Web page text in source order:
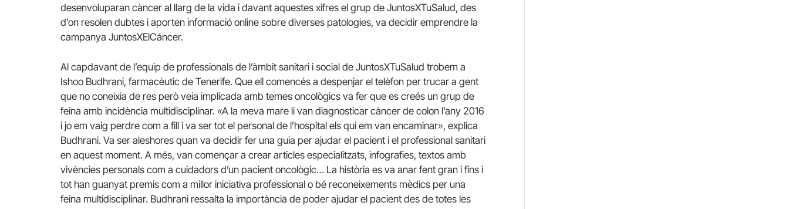
desenvoluparan càncer al llarg de la vida i davant aquestes xifres el grup de JuntosXTuSalud, des
d’on resolen dubtes i aporten informació online sobre diverses patologies, va decidir emprendre la
campanya JuntosXElCáncer.
Al capdavant de l’equip de professionals de l’àmbit sanitari i social de JuntosXTuSalud trobem a
Ishoo Budhrani, farmacèutic de Tenerife. Que ell comencés a despenjar el telèfon per trucar a gent
que no coneixia de res però veia implicada amb temes oncològics va fer que es creés un grup de
feina amb incidència multidisciplinar. «A la meva mare li van diagnosticar càncer de colon l’any 2016
i jo em vaig perdre com a fill i va ser tot el personal de l’hospital els qui em van encaminar», explica
Budhrani. Va ser aleshores quan va decidir fer una guia per ajudar el pacient i el professional sanitari
en aquest moment. A més, van començar a crear articles especialitzats, infografies, textos amb
vivències personals com a cuidadors d’un pacient oncològic… La història es va anar fent gran i fins i
tot han guanyat premis com a millor iniciativa professional o bé reconeixements mèdics per una
feina multidisciplinar. Budhrani ressalta la importància de poder ajudar el pacient des de totes les